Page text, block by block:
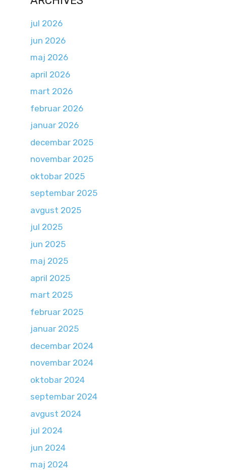
jul 2026
jun 2026
maj 2026
april 2026
mart 2026
februar 2026
januar 2026
decembar 2025
novembar 2025
oktobar 2025
septembar 2025
avgust 2025
jul 2025
jun 2025
maj 2025
april 2025
mart 2025
februar 2025
januar 2025
decembar 2024
novembar 2024
oktobar 2024
septembar 2024
avgust 2024
jul 2024
jun 2024
maj 2024